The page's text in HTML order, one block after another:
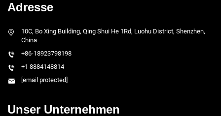
Adresse
10C, Bo Xing Building, Qing Shui He 1Rd, Luohu District, Shenzhen,
China
+86-18923798198
+1 8884148814
[email protected]
Unser Unternehmen